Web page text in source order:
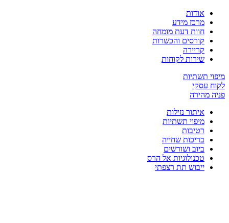
אודות
מרכז מידע
חוות דעת מומחה
קורסים והכשרות
קריירה
שירות לקוחות
מיפוי תשתיות
לקוח עסקי
פניה מהירה
איתור נזילות
מיפוי תשתיות
רטיבות
בריכות שחייה
ביוב ושורשים
טכנולוגיות אל הרס
ייבוש תת רצפתי